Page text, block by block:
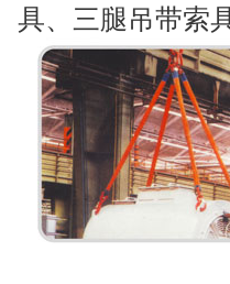
具、三腿吊带索